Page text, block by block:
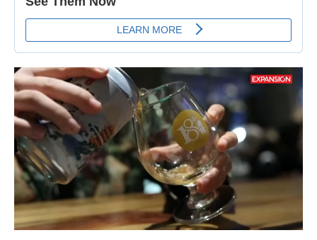
Unmute Loaded:
72.24%